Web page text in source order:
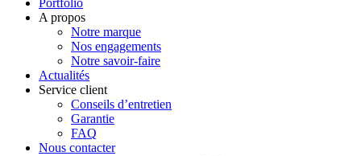
Portfolio
A propos
Notre marque
Nos engagements
Notre savoir-faire
Actualités
Service client
Conseils d’entretien
Garantie
FAQ
Nous contacter